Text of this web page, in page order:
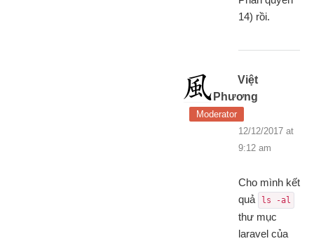
14) rồi.
Việt
Phương
Moderator
12/12/2017 at
9:12 am
Cho mình kết
quả
ls -al
thư mục
laravel của